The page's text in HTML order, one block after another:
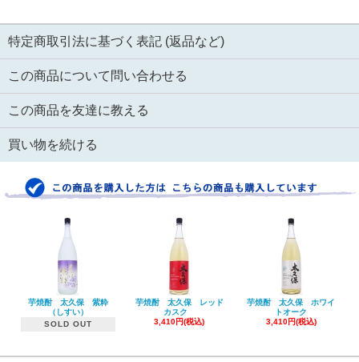
特定商取引法に基づく表記 (返品など)
この商品について問い合わせる
この商品を友達に教える
買い物を続ける
芋焼酎 太久保 紫粋
（しすい）
SOLD OUT
芋焼酎 太久保 レッド
カスク
3,410円(税込)
芋焼酎 太久保 ホワイ
トオーク
3,410円(税込)